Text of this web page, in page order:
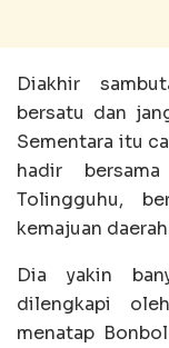
Diakhir
bersatu dan
Sementara itu
hadir
Tolingguhu,
kemajuan
Dia yakin
dilengkapi
menatap